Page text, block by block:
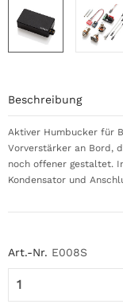
Art.-Nr. E008S
Beschreibung
Aktiver Humbucker für
Vorverstärker an Bord,
noch offener gestaltet.
Kondensator und